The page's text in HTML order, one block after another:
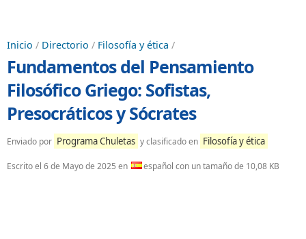
Inicio / Directorio / Filosofía y ética /
Fundamentos del Pensamiento
Filosófico Griego: Sofistas,
Presocráticos y Sócrates
Enviado por Programa Chuletas y clasificado en Filosofía y ética
Escrito el 6 de Mayo de 2025 en español con un tamaño de 10,08 KB